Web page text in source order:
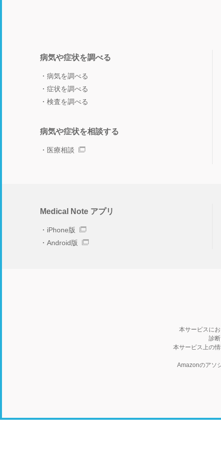
病気や症状を調べる
病気を調べる
症状を調べる
検査を調べる
病気や症状を相談する
医療相談
Medical Note アプリ
iPhone版
Android版
本サービスに
診
本サービス上の
Amazonのアソ